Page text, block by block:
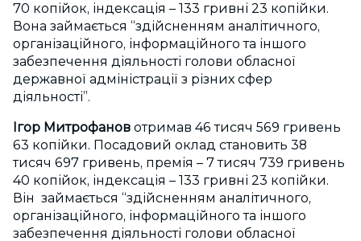
70 копійок, індексація – 133 гривні 23 копійки.
Вона займається “здійсненням аналітичного,
організаційного, інформаційного та іншого
забезпечення діяльності голови обласної
державної адміністрації з різних сфер
діяльності”.
Ігор Митрофанов отримав 46 тисяч 569 гривень
63 копійки. Посадовий оклад становить 38
тисяч 697 гривень, премія – 7 тисяч 739 гривень
40 копійок, індексація – 133 гривні 23 копійки.
Він займається “здійсненням аналітичного,
організаційного, інформаційного та іншого
забезпечення діяльності голови обласної